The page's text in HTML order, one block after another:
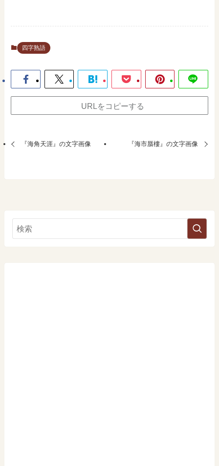
四字熟語
URLをコピーする
『海角天涯』の文字画像 『海市蜃樓』の文字画像